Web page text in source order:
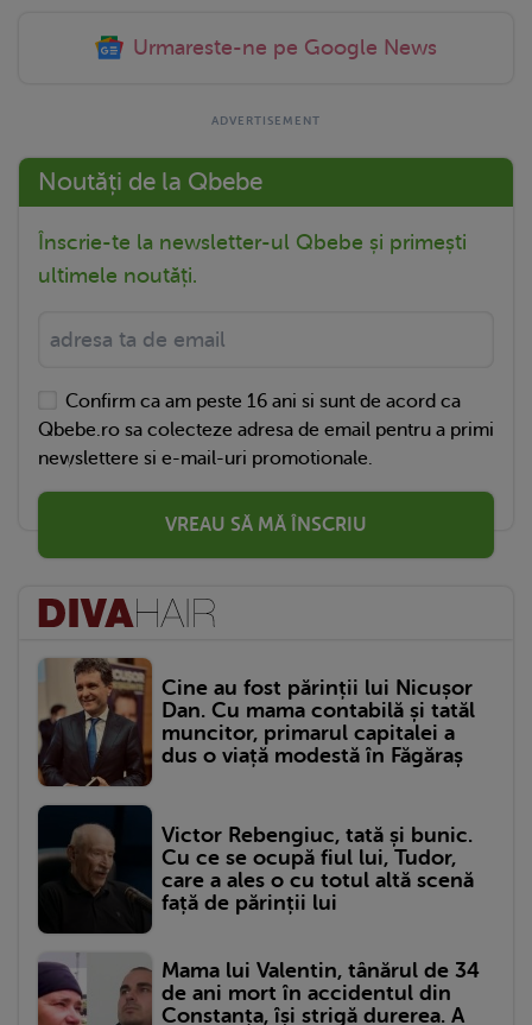
Urmareste-ne pe Google News
Noutăți de la Qbebe
Înscrie-te la newsletter-ul Qbebe și primești
ultimele noutăți.
Confirm ca am peste 16 ani si sunt de acord ca
Qbebe.ro sa colecteze adresa de email pentru a primi
newslettere si e-mail-uri promotionale.
VREAU SĂ MĂ ÎNSCRIU
Cine au fost părinții lui Nicușor
Dan. Cu mama contabilă și tatăl
muncitor, primarul capitalei a
dus o viață modestă în Făgăraș
Victor Rebengiuc, tată și bunic.
Cu ce se ocupă fiul lui, Tudor,
care a ales o cu totul altă scenă
față de părinții lui
Mama lui Valentin, tânărul de 34
de ani mort în accidentul din
Constanța, își strigă durerea. A